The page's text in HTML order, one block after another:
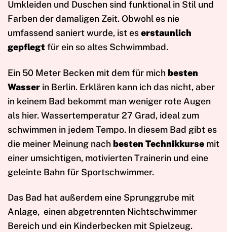
Umkleiden und Duschen sind funktional in Stil und
Farben der damaligen Zeit. Obwohl es nie
umfassend saniert wurde, ist eserstaunlich
gepflegtfür ein so altes Schwimmbad.
Ein 50 Meter Becken mit dem für mich besten
Wasser in Berlin. Erklären kann ich das nicht, aber
in keinem Bad bekommt man weniger rote Augen
als hier. Wassertemperatur 27 Grad, ideal zum
schwimmen in jedem Tempo. In diesem Bad gibt es
die meiner Meinung nach besten Technikkurse mit
einer umsichtigen, motivierten Trainerin und eine
geleinte Bahn für Sportschwimmer.
Das Bad hat außerdem eine Sprunggrube mit
Anlage, einen abgetrennten Nichtschwimmer
Bereich und ein Kinderbecken mit Spielzeug.